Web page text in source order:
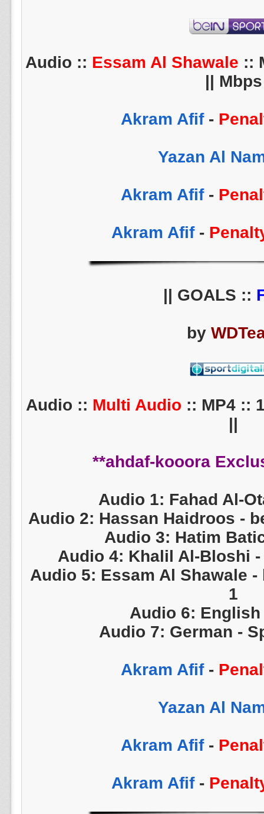
Essam Al Shawale ::
Mbps ||
-
-
-
by
Multi Audio :: MP4 ::
Audio 1: Fahad Al-
Audio 2: Hassan Haidroos -
Audio 3: Hatim
Audio 4: Khalil Al-Bloshi
Audio 5: Essam Al Shawale -
1
Audio 6: English
Audio 7: German -
-
-
-